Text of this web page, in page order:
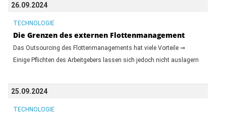
26.09.2024
TECHNOLOGIE
Die Grenzen des externen Flottenmanagement
Das Outsourcing des Flottenmanagements hat viele Vorteile ⇒
Einige Pflichten des Arbeitgebers lassen sich jedoch nicht auslagern
25.09.2024
TECHNOLOGIE